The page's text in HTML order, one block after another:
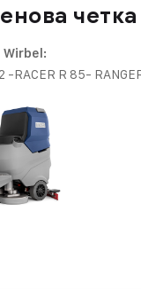
четкa
RACER R 85-